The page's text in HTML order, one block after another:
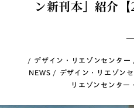
ン新刊本」紹介
デザイン・リエゾンセンター
NEWS
デザイン・リエゾン
リエゾンセンター